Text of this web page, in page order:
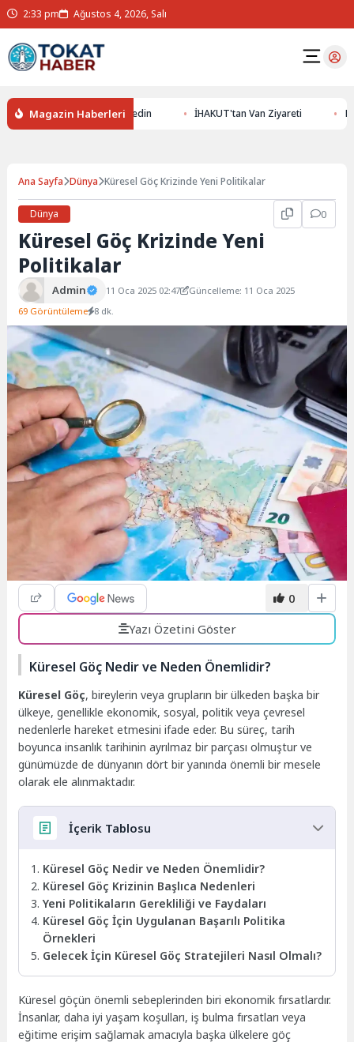
2:33 pm Ağustos 4, 2026, Salı
Magazin Haberleri
Gizemlerini Keşfedin İHAKUT'tan Van Ziyareti
Ana Sayfa Dünya Küresel Göç Krizinde Yeni Politikalar
Dünya 0
Küresel Göç Krizinde Yeni
Politikalar
Admin 11 Oca 2025 02:47
Güncelleme: 11 Oca 2025
69 Görüntüleme 8 dk.
0
Yazı Özetini Göster
Küresel Göç Nedir ve Neden Önemlidir?
Küresel Göç, bireylerin veya grupların bir ülkeden başka bir
ülkeye, genellikle ekonomik, sosyal, politik veya çevresel
nedenlerle hareket etmesini ifade eder. Bu süreç, tarih
boyunca insanlık tarihinin ayrılmaz bir parçası olmuştur ve
günümüzde de dünyanın dört bir yanında önemli bir mesele
olarak ele alınmaktadır.
İçerik Tablosu
Küresel Göç Nedir ve Neden Önemlidir?
Küresel Göç Krizinin Başlıca Nedenleri
Yeni Politikaların Gerekliliği ve Faydaları
Küresel Göç İçin Uygulanan Başarılı Politika
Örnekleri
Gelecek İçin Küresel Göç Stratejileri Nasıl Olmalı?
Küresel göçün önemli sebeplerinden biri ekonomik fırsatlardır.
İnsanlar, daha iyi yaşam koşulları, iş bulma fırsatları veya
eğitime erişim sağlamak amacıyla başka ülkelere göç